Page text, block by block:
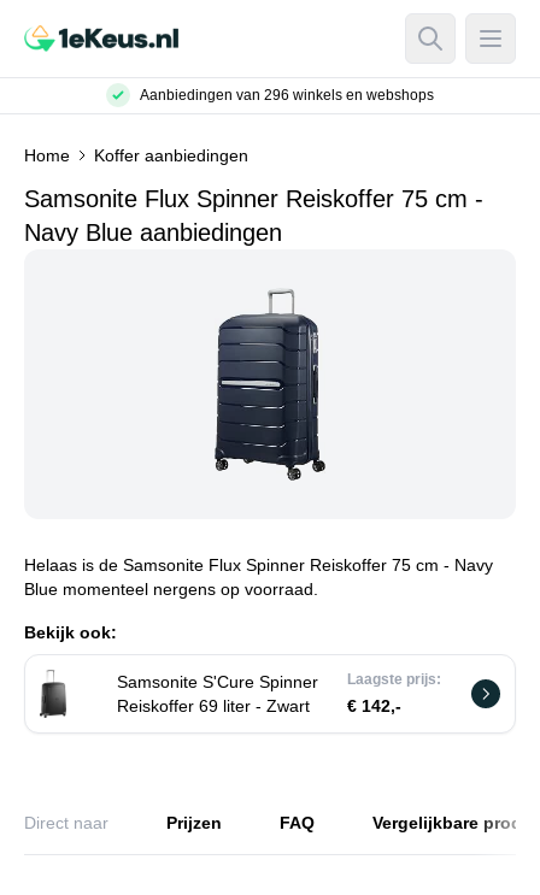
Open Open
Aanbiedingen van 296 winkels en webshops
Home Koffer aanbiedingen
Samsonite Flux Spinner Reiskoffer 75 cm -
Navy Blue aanbiedingen
Helaas is de Samsonite Flux Spinner Reiskoffer 75 cm - Navy
Blue momenteel nergens op voorraad.
Bekijk ook:
Samsonite S'Cure Spinner
Reiskoffer 69 liter - Zwart
Laagste prijs:
€ 142,-
Direct naar Prijzen FAQ Vergelijkbare